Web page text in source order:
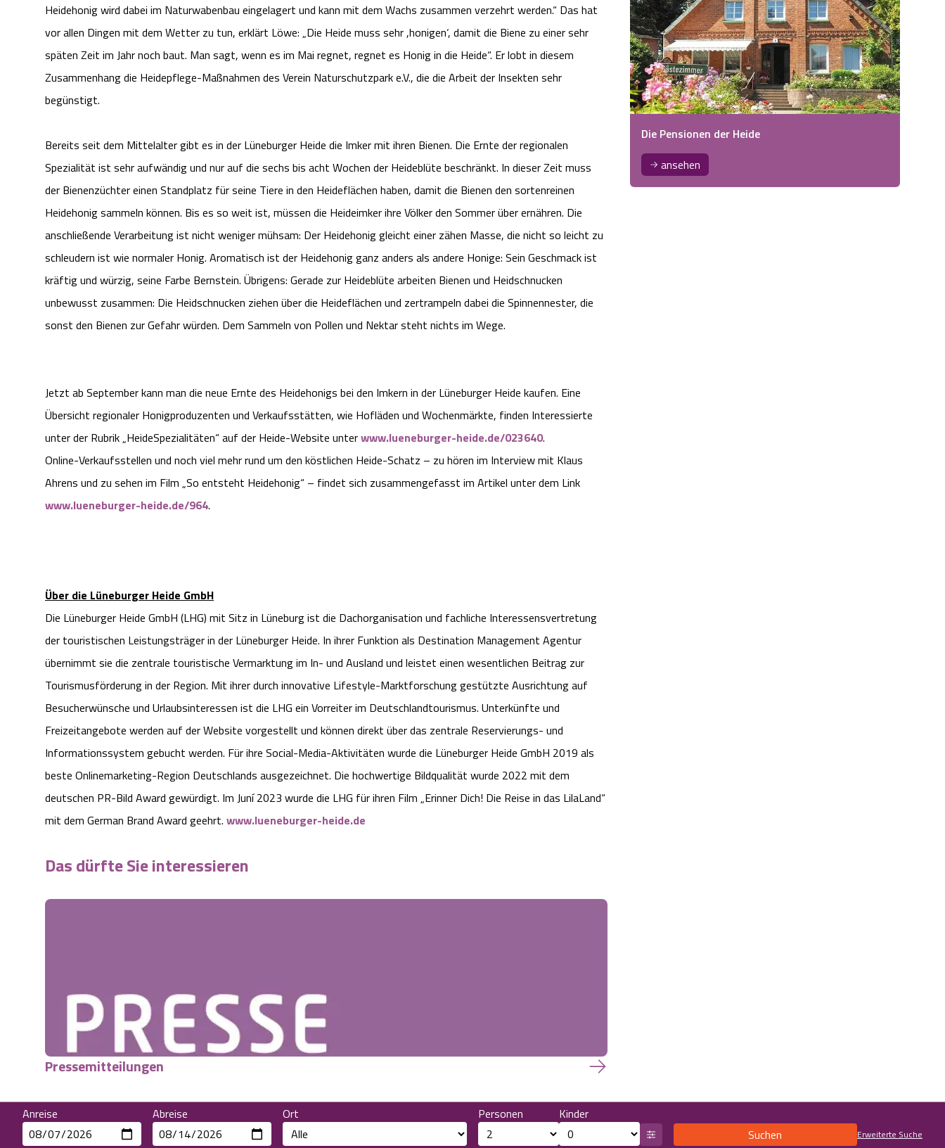
Heidehonig wird dabei im Naturwabenbau eingelagert und kann mit dem Wachs zusammen verzehrt werden.“ Das hat
vor allen Dingen mit dem Wetter zu tun, erklärt Löwe: „Die Heide muss sehr ,honigen‘, damit die Biene zu einer sehr
späten Zeit im Jahr noch baut. Man sagt, wenn es im Mai regnet, regnet es Honig in die Heide“. Er lobt in diesem
Zusammenhang die Heidepflege-Maßnahmen des Verein Naturschutzpark e.V., die die Arbeit der Insekten sehr
begünstigt.
Bereits seit dem Mittelalter gibt es in der Lüneburger Heide die Imker mit ihren Bienen. Die Ernte der regionalen
Spezialität ist sehr aufwändig und nur auf die sechs bis acht Wochen der Heideblüte beschränkt. In dieser Zeit muss
der Bienenzüchter einen Standplatz für seine Tiere in den Heideflächen haben, damit die Bienen den sortenreinen
Heidehonig sammeln können. Bis es so weit ist, müssen die Heideimker ihre Völker den Sommer über ernähren. Die
anschließende Verarbeitung ist nicht weniger mühsam: Der Heidehonig gleicht einer zähen Masse, die nicht so leicht zu
schleudern ist wie normaler Honig. Aromatisch ist der Heidehonig ganz anders als andere Honige: Sein Geschmack ist
kräftig und würzig, seine Farbe Bernstein. Übrigens: Gerade zur Heideblüte arbeiten Bienen und Heidschnucken
unbewusst zusammen: Die Heidschnucken ziehen über die Heideflächen und zertrampeln dabei die Spinnennester, die
sonst den Bienen zur Gefahr würden. Dem Sammeln von Pollen und Nektar steht nichts im Wege.
Jetzt ab September kann man die neue Ernte des Heidehonigs bei den Imkern in der Lüneburger Heide kaufen. Eine
Übersicht regionaler Honigproduzenten und Verkaufsstätten, wie Hofläden und Wochenmärkte, finden Interessierte
unter der Rubrik „HeideSpezialitäten“ auf der Heide-Website unterwww.lueneburger-heide.de/023640.
Online-Verkaufsstellen und noch viel mehr rund um den köstlichen Heide-Schatz – zu hören im Interview mit Klaus
Ahrens und zu sehen im Film „So entsteht Heidehonig“ – findet sich zusammengefasst im Artikel unter dem Link
www.lueneburger-heide.de/964.
Über die Lüneburger Heide GmbH
Die Lüneburger Heide GmbH (LHG) mit Sitz in Lüneburg ist die Dachorganisation und fachliche Interessensvertretung
der touristischen Leistungsträger in der Lüneburger Heide. In ihrer Funktion als Destination Management Agentur
übernimmt sie die zentrale touristische Vermarktung im In- und Ausland und leistet einen wesentlichen Beitrag zur
Tourismusförderung in der Region. Mit ihrer durch innovative Lifestyle-Marktforschung gestützte Ausrichtung auf
Besucherwünsche und Urlaubsinteressen ist die LHG ein Vorreiter im Deutschlandtourismus. Unterkünfte und
Freizeitangebote werden auf der Website vorgestellt und können direkt über das zentrale Reservierungs- und
Informationssystem gebucht werden. Für ihre Social-Media-Aktivitäten wurde die Lüneburger Heide GmbH 2019 als
beste Onlinemarketing-Region Deutschlands ausgezeichnet. Die hochwertige Bildqualität wurde 2022 mit dem
deutschen PR-Bild Award gewürdigt. Im Juní 2023 wurde die LHG für ihren Film „Erinner Dich! Die Reise in das LilaLand“
mit dem German Brand Award geehrt. www.lueneburger-heide.de
Das dürfte Sie interessieren
Pressemitteilungen
Die Pensionen der Heide
ansehen
Anreise Abreise Ort Personen
Kinder
Suchen
Erweiterte Suche